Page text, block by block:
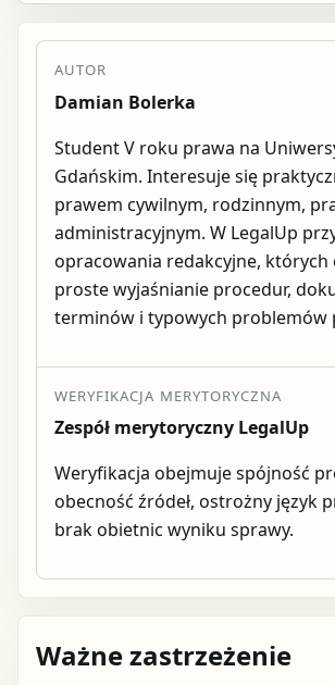
AUTOR
Damian Bolerka
Student V roku prawa na
Gdańskim. Interesuje się
prawem cywilnym, rodzinnym,
administracyjnym. W LegalUp
opracowania redakcyjne, których
proste wyjaśnianie procedur,
terminów i typowych problemów
WERYFIKACJA MERYTORYCZNA
Zespół merytoryczny LegalUp
Weryfikacja obejmuje spójność
obecność źródeł, ostrożny język
brak obietnic wyniku sprawy.
Ważne zastrzeżenie